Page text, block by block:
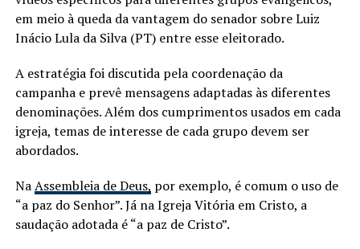
em meio à queda da vantagem do senador sobre Luiz
Inácio Lula da Silva (PT) entre esse eleitorado.
A estratégia foi discutida pela coordenação da
campanha e prevê mensagens adaptadas às diferentes
denominações. Além dos cumprimentos usados em cada
igreja, temas de interesse de cada grupo devem ser
abordados.
NaAssembleia de Deus, por exemplo, é comum o uso de
“a paz do Senhor”. Já na Igreja Vitória em Cristo, a
saudação adotada é “a paz de Cristo”.